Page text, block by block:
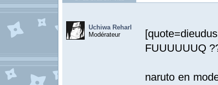
Uchiwa Reharl
Modérateur
FUUUUUUQ
naruto en